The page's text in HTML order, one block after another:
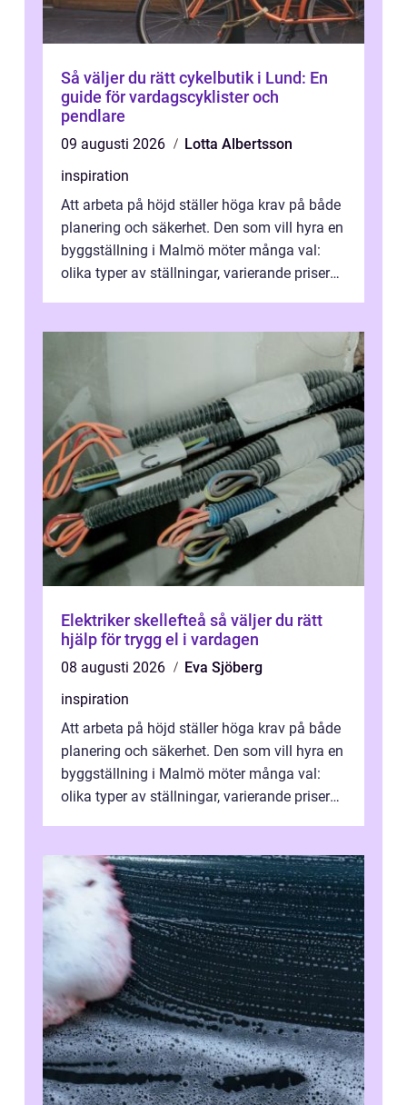
Så väljer du rätt cykelbutik i Lund: En
guide för vardagscyklister och
pendlare
09 augusti 2026
Lotta Albertsson
inspiration
Att arbeta på höjd ställer höga krav på både
planering och säkerhet. Den som vill hyra en
byggställning i Malmö möter många val:
olika typer av ställningar, varierande priser
Elektriker skellefteå så väljer du rätt
hjälp för trygg el i vardagen
08 augusti 2026
Eva Sjöberg
inspiration
Att arbeta på höjd ställer höga krav på både
planering och säkerhet. Den som vill hyra en
byggställning i Malmö möter många val:
olika typer av ställningar, varierande priser